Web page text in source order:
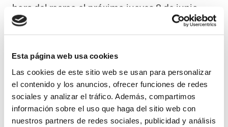
Esta página web usa cookies
Las cookies de este sitio web se usan para personalizar
el contenido y los anuncios, ofrecer funciones de redes
sociales y analizar el tráfico. Además, compartimos
información sobre el uso que haga del sitio web con
nuestros partners de redes sociales, publicidad y análisis
hora del recreo el próximo jueves 8 de junio
para denunciar la postura del Departamento en
las negociaciones para un nuevo Acuerdo de
condiciones laborales.
Esta convocatoria se enmarca dentro de las
medidas que vienen desarrollando estas
organizaciones sindicales tras la ruptura de la
mesa negociadora el pasado 18 de mayo ante